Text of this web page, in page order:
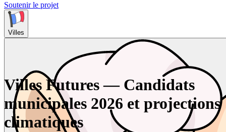
Soutenir le projet
Villes
Villes Futures — Candidats
municipales 2026 et projections
climatiques